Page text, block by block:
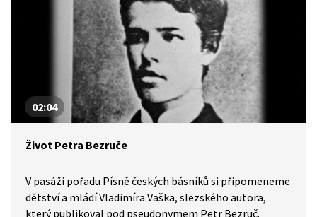
02:04
Život Petra Bezruče
V pasáži pořadu Písně českých básníků si připomeneme
dětství a mládí Vladimíra Vaška, slezského autora,
který publikoval pod pseudonymem Petr Bezruč.